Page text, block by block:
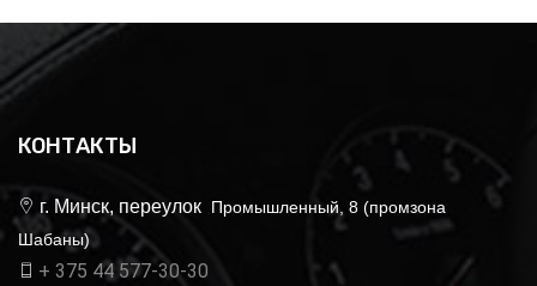
КОНТАКТЫ
г. Минск, переулок Промышленный, 8 (промзона
Шабаны)
+ 375 44 577-30-30